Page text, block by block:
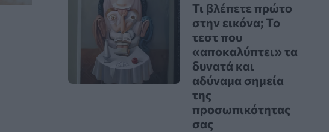
Τι βλέπετε πρώτο
στην εικόνα; Το
τεστ που
«αποκαλύπτει» τα
δυνατά και
αδύναμα σημεία
της
προσωπικότητας
σας